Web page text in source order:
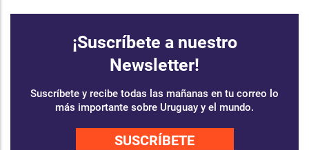
¡Suscríbete a nuestro
Newsletter!
Suscríbete y recibe todas las mañanas en tu correo lo
más importante sobre Uruguay y el mundo.
SUSCRÍBETE